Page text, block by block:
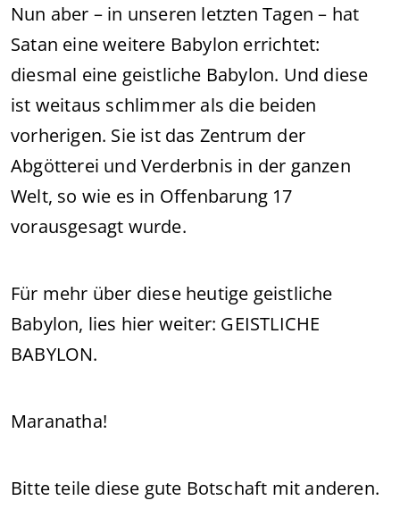
Nun aber – in unseren letzten Tagen – hat
Satan eine weitere Babylon errichtet:
diesmal eine geistliche Babylon. Und diese
ist weitaus schlimmer als die beiden
vorherigen. Sie ist das Zentrum der
Abgötterei und Verderbnis in der ganzen
Welt, so wie es in Offenbarung 17
vorausgesagt wurde.
Für mehr über diese heutige geistliche
Babylon, lies hier weiter: GEISTLICHE
BABYLON.
Maranatha!
Bitte teile diese gute Botschaft mit anderen.